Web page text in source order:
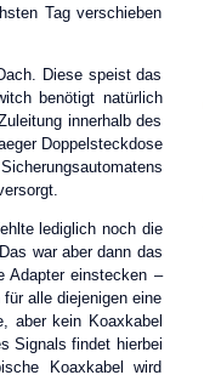
Tag verschieben
Diese speist das
benötigt natürlich
innerhalb des
Doppelsteckdose
lediglich noch die
war aber dann das
Adapter einstecken –
alle diejenigen eine
aber kein Koaxkabel
Signals findet hierbei
Koaxkabel wird